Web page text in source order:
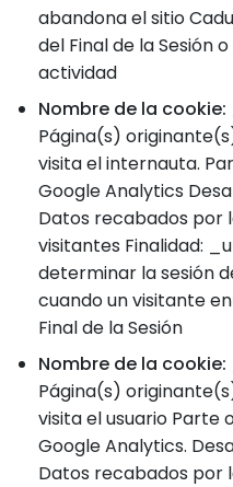
abandona el sitio
del Final de la Sesión
actividad
Nombre de la
Página(s)
visita el internauta.
Google Analytics
Datos recabados por
visitantes Finalidad:
determinar la sesión
cuando un visitante
Final de la Sesión
Nombre de la
Página(s)
visita el usuario
Google Analytics.
Datos recabados por